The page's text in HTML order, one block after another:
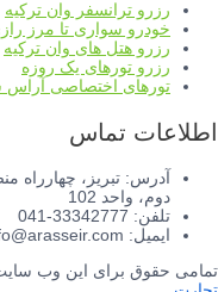
رزرو ترانسفر وان ترکیه
خودرو سواری تا مرز
رزرو هتل های وان ترکیه
رزرو تورهای یک روزه
تورهای اختصاصی آراس
اطلاعات تماس
آدرس: تبریز، چهارراه
دوم، واحد 102
تلفن: 33342777-041
ایمیل: Info@arasseir.com
تمامی حقوق برای این وب